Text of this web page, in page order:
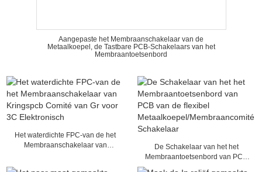
Aangepaste het Membraanschakelaar van de
Metaalkoepel, de Tastbare PCB-Schakelaars van het
Membraantoetsenbord
Het waterdichte FPC-van de het
Membraanschakelaar van
De Schakelaar van het het
Membraantoetsenbord van PCB